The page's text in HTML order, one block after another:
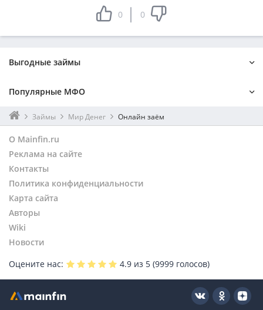
0 0
Выгодные займы
Мгновенный
На Киви
Наличными
На карту
Без процентов
Без поручителей
Без отказа
По паспорту
Популярные МФО
Лайм-займ
Турбозайм
Онзаем
Займер
Веб-займ
До зарплаты
Kviku
Монеткин
Займы Мир Денег Онлайн заём
О Mainfin.ru
Реклама на сайте
Контакты
Политика конфиденциальности
Карта сайта
Авторы
Wiki
Новости
Оцените нас:
4.9 из 5 (9999 голосов)